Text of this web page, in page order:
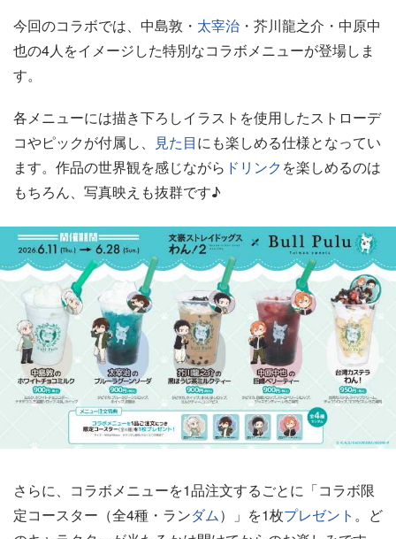
今回のコラボでは、中島敦・ 太宰治 ・芥川龍之介・中原中
也の4人をイメージした特別なコラボメニューが登場しま
す。
各メニューには描き下ろしイラストを使用したストローデ
コやピックが付属し、
見た目にも楽しめる仕様となってい
ます。作品の世界観を感じながら ドリンク を楽しめるのは
もちろん、写真映えも抜群です♪
さらに、コラボメニューを1品注文するごとに「コラボ限
定コースター（全4種・ランダム）」を1枚プレゼント 。ど